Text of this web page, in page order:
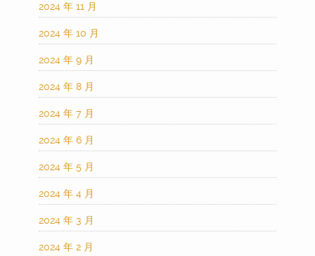
2024 年 11 月
2024 年 10 月
2024 年 9 月
2024 年 8 月
2024 年 7 月
2024 年 6 月
2024 年 5 月
2024 年 4 月
2024 年 3 月
2024 年 2 月